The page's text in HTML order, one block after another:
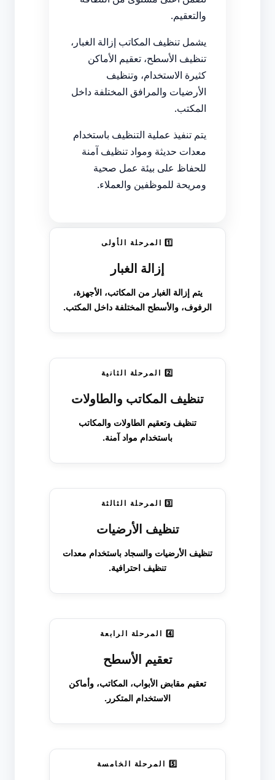
والتعقيم.
يشمل تنظيف المكاتب إزالة الغبار،
تنظيف الأسطح، تعقيم الأماكن
كثيرة الاستخدام، وتنظيف
الأرضيات والمرافق المختلفة داخل
المكتب.
يتم تنفيذ عملية التنظيف باستخدام
معدات حديثة ومواد تنظيف آمنة
للحفاظ على بيئة عمل صحية
ومريحة للموظفين والعملاء.
1️⃣ المرحلة الأولى
إزالة الغبار
يتم إزالة الغبار من المكاتب، الأجهزة،
الرفوف، والأسطح المختلفة داخل المكتب.
2️⃣ المرحلة الثانية
تنظيف المكاتب والطاولات
تنظيف وتعقيم الطاولات والمكاتب
باستخدام مواد آمنة.
3️⃣ المرحلة الثالثة
تنظيف الأرضيات
تنظيف الأرضيات والسجاد باستخدام معدات
تنظيف احترافية.
4️⃣ المرحلة الرابعة
تعقيم الأسطح
تعقيم مقابض الأبواب، المكاتب، وأماكن
الاستخدام المتكرر.
5️⃣ المرحلة الخامسة